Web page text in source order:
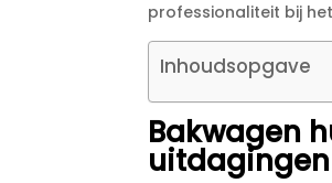
professionaliteit bij
Inhoudsopgave
Bakwagen